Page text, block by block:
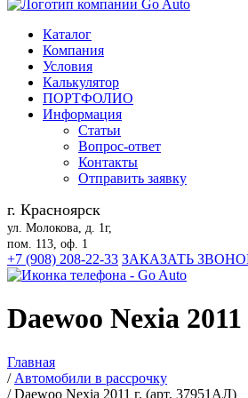
Каталог
Компания
Условия
Калькулятор
ПОРТФОЛИО
Информация
Статьи
Вопрос-ответ
Контакты
Отправить заявку
г. Красноярск
ул. Молокова, д. 1г,
пом. 113, оф. 1
+7 (908) 208-22-33 ЗАКАЗАТЬ
Daewoo Nexia
Главная
/ Автомобили в рассрочку
/Daewoo Nexia 2011 г. (арт. 37951АЛ)